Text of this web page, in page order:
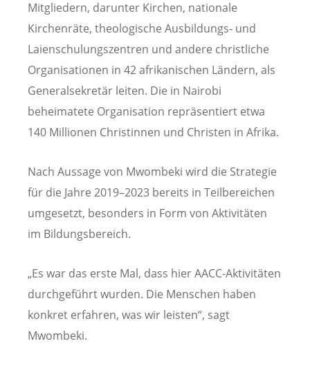
Mitgliedern, darunter Kirchen, nationale
Kirchenräte, theologische Ausbildungs- und
Laienschulungszentren und andere christliche
Organisationen in 42 afrikanischen Ländern, als
Generalsekretär leiten. Die in Nairobi
beheimatete Organisation repräsentiert etwa
140 Millionen Christinnen und Christen in Afrika.
Nach Aussage von Mwombeki wird die Strategie
für die Jahre 2019–2023 bereits in Teilbereichen
umgesetzt, besonders in Form von Aktivitäten
im Bildungsbereich.
„Es war das erste Mal, dass hier AACC-Aktivitäten
durchgeführt wurden. Die Menschen haben
konkret erfahren, was wir leisten“, sagt
Mwombeki.